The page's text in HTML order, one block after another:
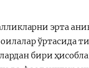
эрта
ўртасида
бири